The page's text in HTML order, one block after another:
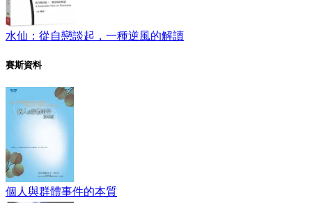
水仙：從自戀談起，一種逆風的解讀
賽斯資料
個人與群體事件的本質